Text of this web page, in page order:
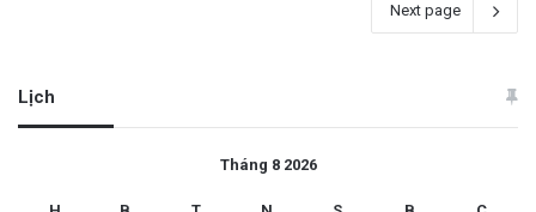
Next page
Lịch
Tháng 8 2026